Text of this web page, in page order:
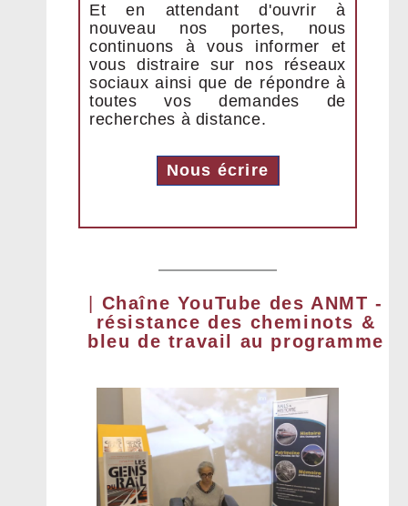
Et en attendant d'ouvrir à
nouveau nos portes, nous
continuons à vous informer et
vous distraire sur nos réseaux
sociaux ainsi que de répondre à
toutes vos demandes de
recherches à distance.
Nous écrire
Chaîne YouTube des ANMT -
résistance des cheminots &
bleu de travail au programme